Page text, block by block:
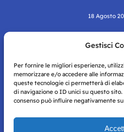
Gestisci
Per fornire le migliori esperienze,
memorizzare e/o accedere alle
queste tecnologie ci permetterà di
di navigazione o ID unici su questo
consenso può influire negativamente
18 Agosto
Napoli con autorizzazione numero 38
Tutte le immagini e i contenuti su